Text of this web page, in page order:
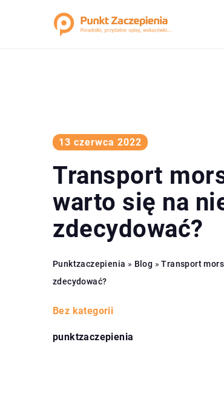
13 czerwca 2022
Transport
warto się na
zdecydować?
Punktzaczepienia » Blog »Transport
zdecydować?
Bez kategorii
punktzaczepienia